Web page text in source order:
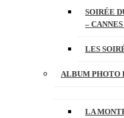
SOIRÉE
–
LES
ALBUM PHOTO
LA